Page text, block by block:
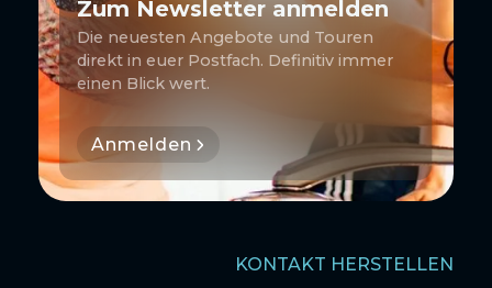
Zum Newsletter anmelden
Die neuesten Angebote und Touren
direkt in euer Postfach. Definitiv immer
einen Blick wert.
Anmelden
KONTAKT HERSTELLEN